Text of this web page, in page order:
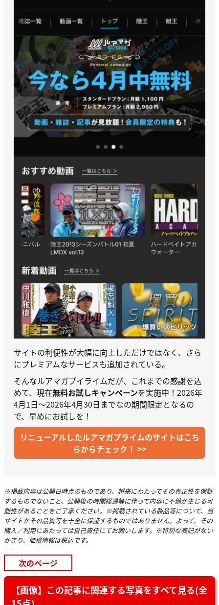
サイトの利便性が大幅に向上しただけではなく、さら
にプレミアムなサービスも追加されている。
そんなルアマガプイライムだが、これまでの感謝を込
めて、現在無料お試しキャンペーンを実施中！2026年
4月1日～2026年4月30日までなの期間限定となるの
で、早めにお試しを！
リニューアルしたルアマガプライムのサイトはこち
らからチェック！ >>
※掲載内容は公開日時点のものであり、将来にわたってその真正性を保証
するものでないこと、公開後の時間経過等に伴って内容に不備が生じる可
能性があることをご了承ください。※掲載されている製品等について、当
サイトがその品質等を十全に保証するものではありません。よって、その
購入／利用にあたっては自己責任にてお願いします。※特別な表記がない
かぎり、価格情報は税込です。
次のページ
【画像】この記事に関連する写真をすべて見る(全